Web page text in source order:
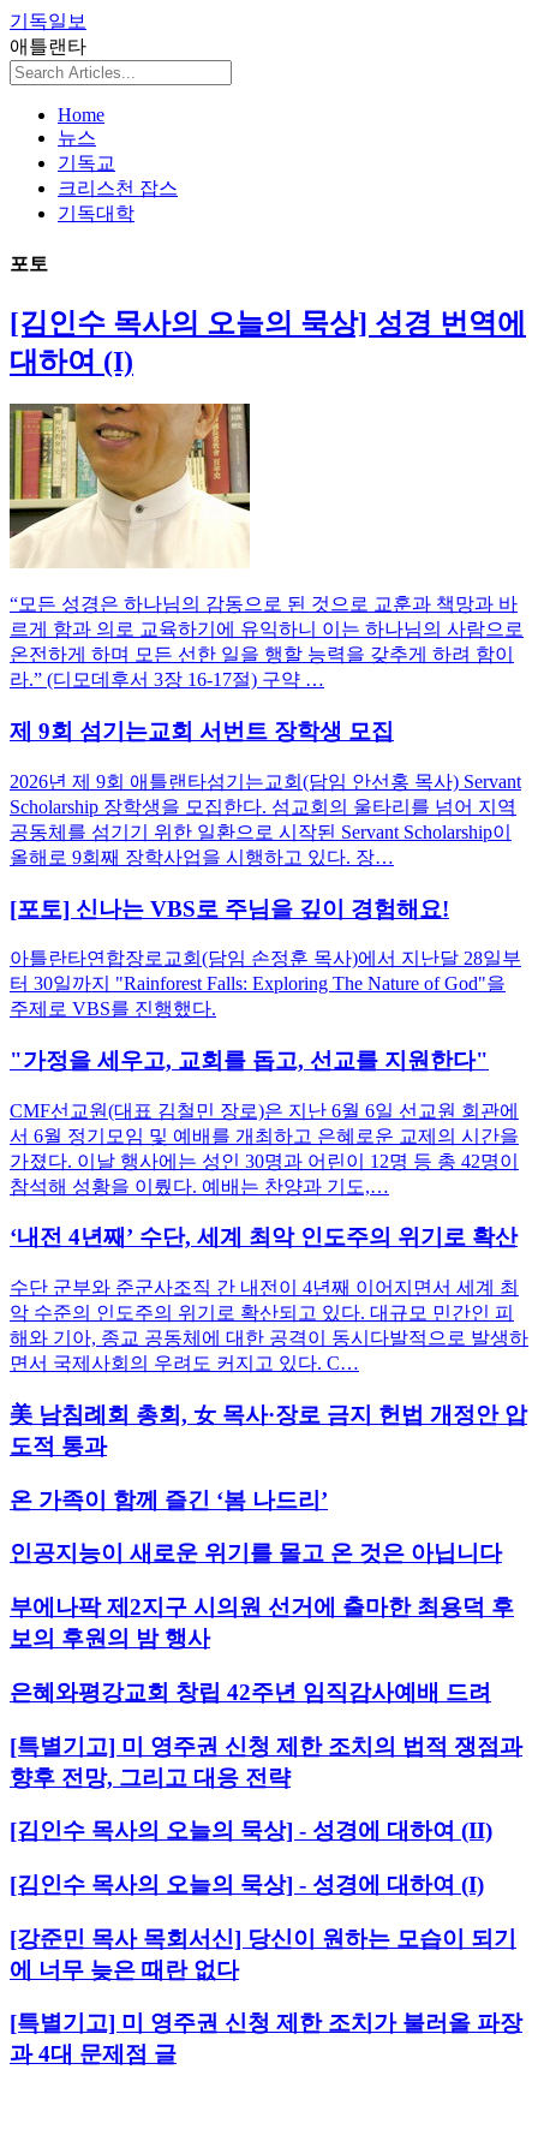
기독일보
애틀랜타
Home
뉴스
기독교
크리스천 잡스
기독대학
포토
[김인수 목사의 오늘의 묵상] 성경 번역에
대하여 (I)
“모든 성경은 하나님의 감동으로 된 것으로 교훈과 책망과 바
르게 함과 의로 교육하기에 유익하니 이는 하나님의 사람으로
온전하게 하며 모든 선한 일을 행할 능력을 갖추게 하려 함이
라.” (디모데후서 3장 16-17절) 구약 …
제 9회 섬기는교회 서번트 장학생 모집
2026년 제 9회 애틀랜타섬기는교회(담임 안선홍 목사) Servant
Scholarship 장학생을 모집한다. 섬교회의 울타리를 넘어 지역
공동체를 섬기기 위한 일환으로 시작된 Servant Scholarship이
올해로 9회째 장학사업을 시행하고 있다. 장…
[포토] 신나는 VBS로 주님을 깊이 경험해요!
아틀란타연합장로교회(담임 손정훈 목사)에서 지난달 28일부
터 30일까지 "Rainforest Falls: Exploring The Nature of God"을
주제로 VBS를 진행했다.
"가정을 세우고, 교회를 돕고, 선교를 지원한다"
CMF선교원(대표 김철민 장로)은 지난 6월 6일 선교원 회관에
서 6월 정기모임 및 예배를 개최하고 은혜로운 교제의 시간을
가졌다. 이날 행사에는 성인 30명과 어린이 12명 등 총 42명이
참석해 성황을 이뤘다. 예배는 찬양과 기도,…
‘내전 4년째’ 수단, 세계 최악 인도주의 위기로 확산
수단 군부와 준군사조직 간 내전이 4년째 이어지면서 세계 최
악 수준의 인도주의 위기로 확산되고 있다. 대규모 민간인 피
해와 기아, 종교 공동체에 대한 공격이 동시다발적으로 발생하
면서 국제사회의 우려도 커지고 있다. C…
美 남침례회 총회, 女 목사·장로 금지 헌법 개정안 압
도적 통과
온 가족이 함께 즐긴 ‘봄 나드리’
인공지능이 새로운 위기를 몰고 온 것은 아닙니다
부에나팍 제2지구 시의원 선거에 출마한 최용덕 후
보의 후원의 밤 행사
은혜와평강교회 창립 42주년 임직감사예배 드려
[특별기고] 미 영주권 신청 제한 조치의 법적 쟁점과
향후 전망, 그리고 대응 전략
[김인수 목사의 오늘의 묵상] - 성경에 대하여 (II)
[김인수 목사의 오늘의 묵상] - 성경에 대하여 (I)
[강준민 목사 목회서신] 당신이 원하는 모습이 되기
에 너무 늦은 때란 없다
[특별기고] 미 영주권 신청 제한 조치가 불러올 파장
과 4대 문제점 글